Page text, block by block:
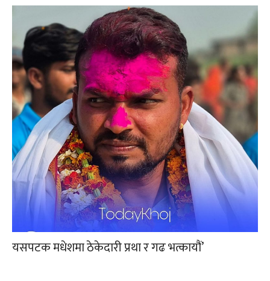
यसपटक मधेशमा ठेकेदारी प्रथा र गढ भत्कायौं’